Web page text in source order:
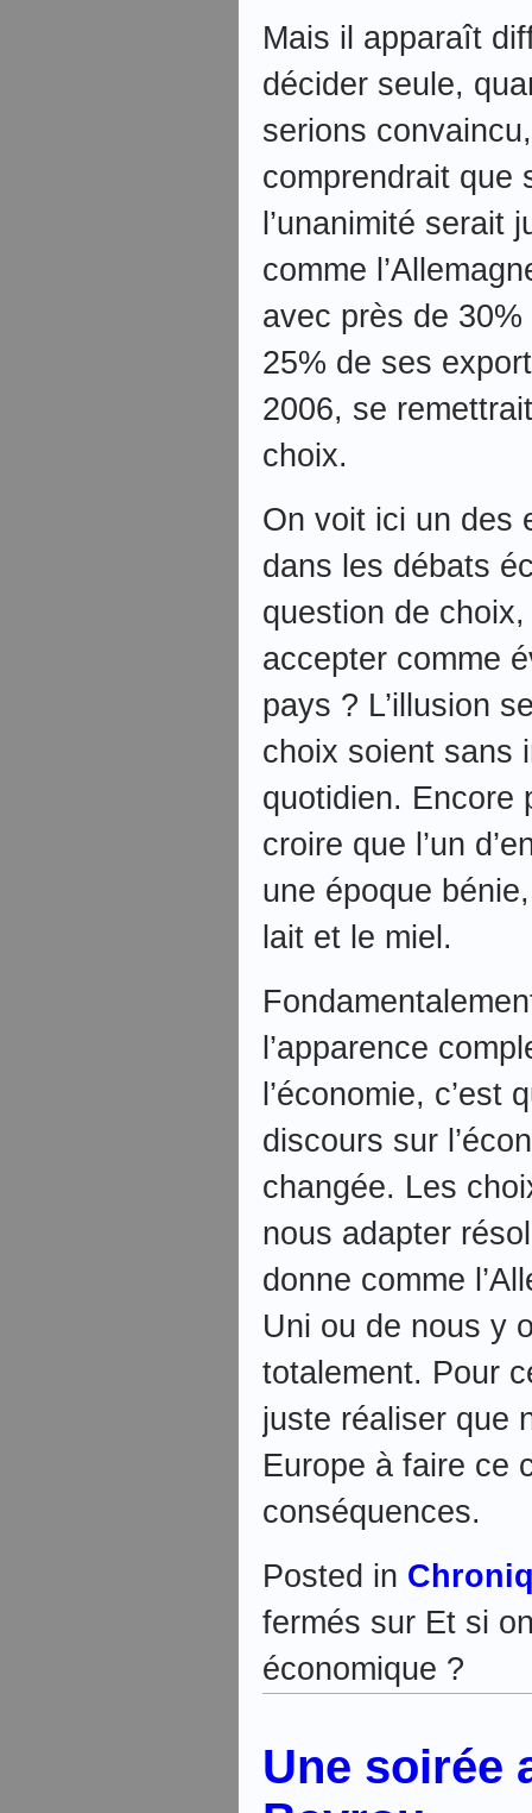
Mais il apparaît
décider seule,
serions
comprendrait que
l’unanimité serait
comme
avec près de
25% de ses
2006, se
choix.
On voit ici un des
dans les débats
question de
accepter comme
pays ? L’illusion
choix soient sans
quotidien. Encore
croire que l’un
une époque
lait et le miel.
l’apparence
l’économie, c’est
discours sur
changée. Les
nous adapter
donne comme
Uni ou de nous y
totalement. Pour
juste réaliser que
Europe à faire ce
conséquences.
Posted in
fermés sur Et si
économique ?
Une soirée